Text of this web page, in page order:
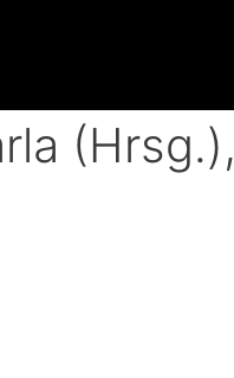
(Hrsg.),